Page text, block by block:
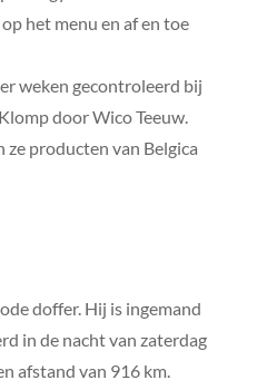
het menu en af en toe
weken gecontroleerd bij
door Wico Teeuw.
ze producten van Belgica
doffer. Hij is ingemand
in de nacht van zaterdag
afstand van 916 km.